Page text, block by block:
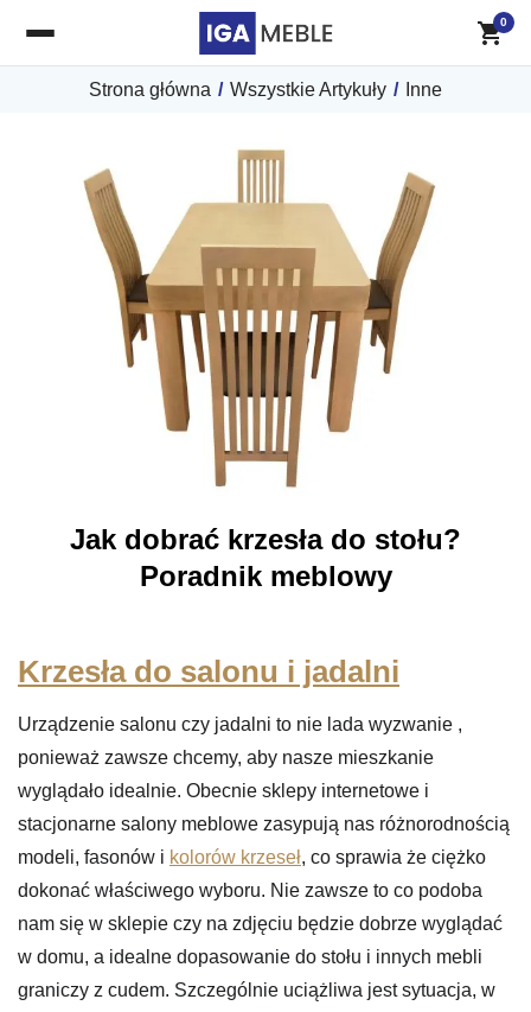
Strona główna / Wszystkie Artykuły / Inne
Jak dobrać krzesła do stołu?
Poradnik meblowy
Krzesła do salonu i jadalni
Urządzenie salonu czy jadalni to nie lada wyzwanie ,
ponieważ zawsze chcemy, aby nasze mieszkanie
wyglądało idealnie. Obecnie sklepy internetowe i
stacjonarne salony meblowe zasypują nas różnorodnością
modeli, fasonów i kolorów krzeseł, co sprawia że ciężko
dokonać właściwego wyboru. Nie zawsze to co podoba
nam się w sklepie czy na zdjęciu będzie dobrze wyglądać
w domu, a idealne dopasowanie do stołu i innych mebli
graniczy z cudem. Szczególnie uciążliwa jest sytuacja, w
0